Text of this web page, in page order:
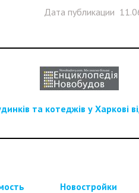
Дата публикации
та котеджів у Харкові
Новостройки